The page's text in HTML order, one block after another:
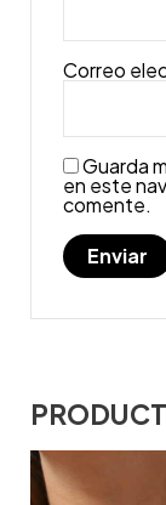
Correo
Guarda
en este
comente.